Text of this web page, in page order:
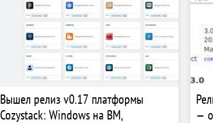
Вышел релиз v0.17 платформы
Cozystack: Windows на ВМ,
—